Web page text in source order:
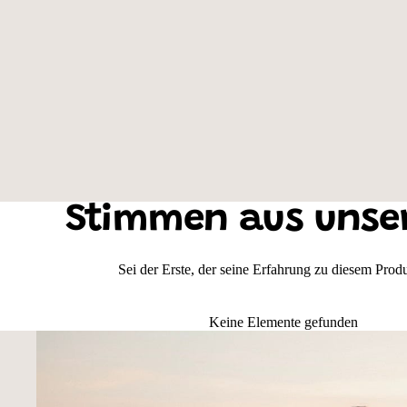
Farbe der Weste: Neongelb, Motivauswahl: An der Leine
Stimmen aus
Sei der Erste, der seine Erfahrung zu diesem
Keine Elemente gefunden